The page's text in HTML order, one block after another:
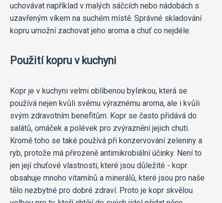
uchovávat například v malých sáčcích nebo nádobách s
uzavřeným víkem na suchém místě. Správné skladování
kopru umožní zachovat jeho aroma a chuť co nejdéle.
Použití kopru v kuchyni
Kopr je v kuchyni velmi oblíbenou bylinkou, která se
používá nejen kvůli svému výraznému aroma, ale i kvůli
svým zdravotním benefitům. Kopr se často přidává do
salátů, omáček a polévek pro zvýraznění jejich chuti.
Kromě toho se také používá při konzervování zeleniny a
ryb, protože má přirozeně antimikrobiální účinky. Není to
jen její chuťové vlastnosti, které jsou důležité - kopr
obsahuje mnoho vitamínů a minerálů, které jsou pro naše
tělo nezbytné pro dobré zdraví. Proto je kopr skvělou